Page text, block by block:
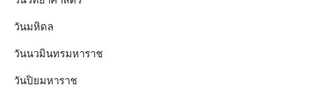
วันมหิดล
วันนวมินทรมหาราช
วันปิยมหาราช